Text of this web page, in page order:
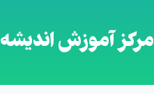
مرکز آموزش اندیشه